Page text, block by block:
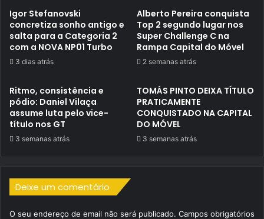
Igor Stefanovski
concretiza sonho antigo e
salta para a Categoria 2
com a NOVA NP01 Turbo
3 dias atrás
Alberto Pereira conquista
Top 2 segundo lugar nos
Super Challenge C na
Rampa Capital do Móvel
2 semanas atrás
Ritmo, consistência e
pódio: Daniel Vilaça
assume luta pelo vice-
título nos GT
3 semanas atrás
TOMÁS PINTO DEIXA TÍTULO
PRATICAMENTE
CONQUISTADO NA CAPITAL
DO MÓVEL
3 semanas atrás
Deixe um comentário
O seu endereço de email não será publicado. Campos obrigatórios